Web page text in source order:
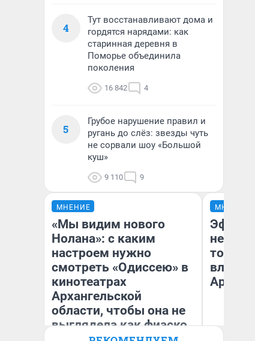
4
Тут восстанавливают дома и
гордятся нарядами: как
старинная деревня в
Поморье объединила
поколения
16 842 4
5
Грубое нарушение правил и
ругань до слёз: звезды чуть
не сорвали шоу «Большой
куш»
9 110 9
МНЕНИЕ
«Мы видим нового
Нолана»: с каким
настроем нужно
смотреть «Одиссею» в
кинотеатрах
Архангельской
области, чтобы она не
выглядела как фиаско
МНЕНИЕ
не